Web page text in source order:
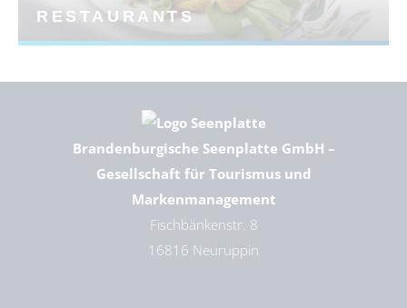
RESTAURANTS
Brandenburgische Seenplatte GmbH –
Gesellschaft für Tourismus und
Markenmanagement
Fischbänkenstr. 8
16816 Neuruppin